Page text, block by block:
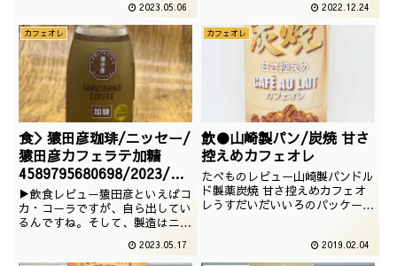
いうのはいいですね。 2023.05.06
が、おいしければ何でもいいので
す。それにしてもコールドブリュ
ー、ずいぶんと平凡なブランドに
なりましたね・・・
2022.12.24
カフェオレ
食＞猿田彦珈琲/ニッセー/
猿田彦カフェラテ加糖
4589795680698/2023/04
/12
▶飲食レビュー猿田彦といえばコ
カ・コーラですが、自ら出してい
るんですね。そして、製造はニッ
2023.05.17
カフェオレ
飲●山崎製パン/炭焼 甘さ
控えめカフェオレ
たべものレビュー山崎製パンドル
ド製薬炭焼 甘さ控えめカフェオ
レうすだいだいいろのパッケージ
を感じますが、どうなのでしょう
か。撮影日は2018年12月
2019.02.04